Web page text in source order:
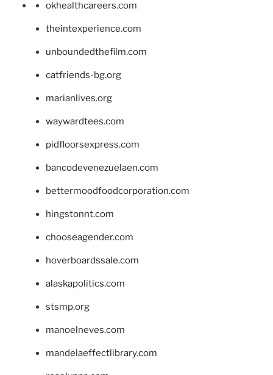
okhealthcareers.com
theintexperience.com
unboundedthefilm.com
catfriends-bg.org
marianlives.org
waywardtees.com
pidfloorsexpress.com
bancodevenezuelaen.com
bettermoodfoodcorporation.com
hingstonnt.com
chooseagender.com
hoverboardssale.com
alaskapolitics.com
stsmp.org
manoelneves.com
mandelaeffectlibrary.com